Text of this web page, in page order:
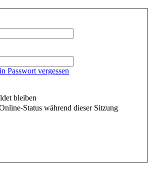
Passwort vergessen
bleiben
Status während dieser Sitzung